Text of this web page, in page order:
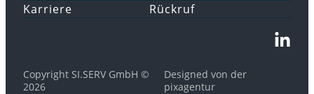
Karriere
Rückruf
Copyright SI.SERV GmbH ©
2026
Designed von der
pixagentur